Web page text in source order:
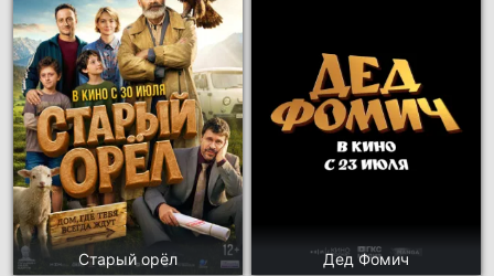
Старый орёл Дед Фомич